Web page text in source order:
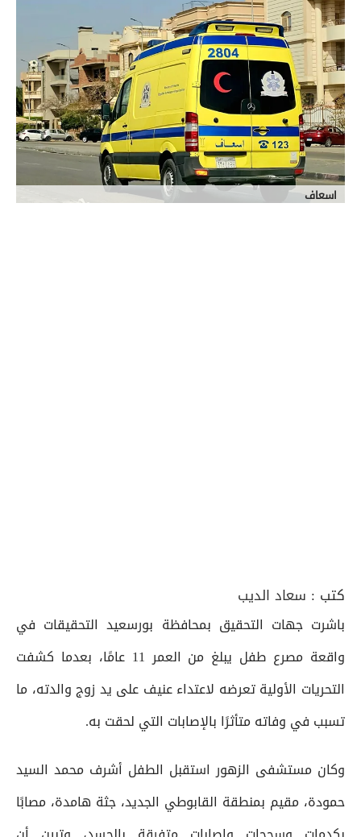
اسعاف
كتب : سعاد الديب
باشرت جهات التحقيق بمحافظة بورسعيد التحقيقات في
واقعة مصرع طفل يبلغ من العمر 11 عامًا، بعدما كشفت
التحريات الأولية تعرضه لاعتداء عنيف على يد زوج والدته، ما
تسبب في وفاته متأثرًا بالإصابات التي لحقت به.
وكان مستشفى الزهور استقبل الطفل أشرف محمد السيد
حمودة، مقيم بمنطقة القابوطي الجديد، جثة هامدة، مصابًا